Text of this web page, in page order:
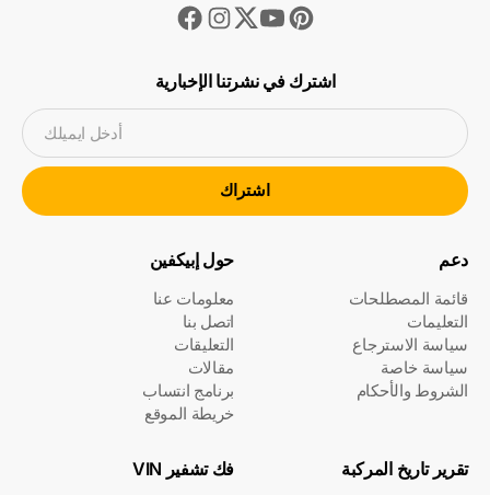
Facebook
Instagram
TwitterYoutubePinterest
اشترك في نشرتنا الإخبارية
أدخل ايميلك
اشتراك
حول إبيكفين
معلومات عنا
اتصل بنا
التعليقات
مقالات
برنامج انتساب
خريطة الموقع
دعم
قائمة المصطلحات
التعليمات
سياسة الاسترجاع
سياسة خاصة
الشروط والأحكام
فك تشفير VIN تقرير تاريخ المركبة